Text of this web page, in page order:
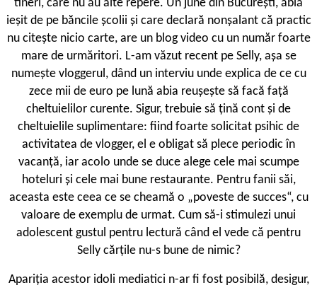
tineri, care nu au alte repere. Un june din București, abia
ieșit de pe băncile școlii și care declară nonșalant că practic
nu citește nicio carte, are un blog video cu un număr foarte
mare de urmăritori. L-am văzut recent pe Selly, așa se
numește vloggerul, dând un interviu unde explica de ce cu
zece mii de euro pe lună abia reușește să facă față
cheltuielilor curente. Sigur, trebuie să țină cont și de
cheltuielile suplimentare: fiind foarte solicitat psihic de
activitatea de vlogger, el e obligat să plece periodic în
vacanță, iar acolo unde se duce alege cele mai scumpe
hoteluri și cele mai bune restaurante. Pentru fanii săi,
aceasta este ceea ce se cheamă o „poveste de succes“, cu
valoare de exemplu de urmat. Cum să-i stimulezi unui
adolescent gustul pentru lectură când el vede că pentru
Selly cărțile nu-s bune de nimic?
Apariția acestor idoli mediatici n-ar fi fost posibilă, desigur,